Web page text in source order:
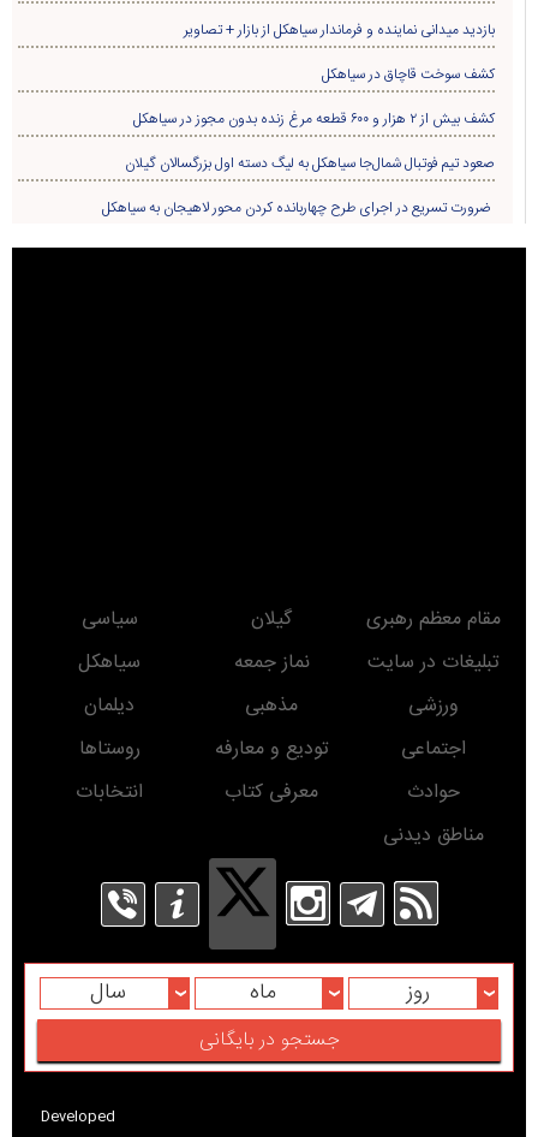
بازدید میدانی نماینده و فرماندار سیاهکل از بازار + تصاویر
کشف سوخت قاچاق در سياهکل
کشف بیش از ۲ هزار و ۶۰۰ قطعه مرغ زنده بدون مجوز در سیاهکل
صعود تیم فوتبال شمال‌جا‌ سیاهکل به لیگ دسته اول بزرگسالان گیلان
ضرورت تسریع در اجرای طرح چهاربانده کردن محور لاهیجان به سیاهکل
مقام معظم رهبری گیلان
سیاسی
تبلیغات در سایت
نماز جمعه
سیاهکل
ورزشی
مذهبی
دیلمان
اجتماعی
تودیع و معارفه
روستاها
حوادث
معرفی کتاب
انتخابات
مناطق دیدنی
روز ماه سال
Developed